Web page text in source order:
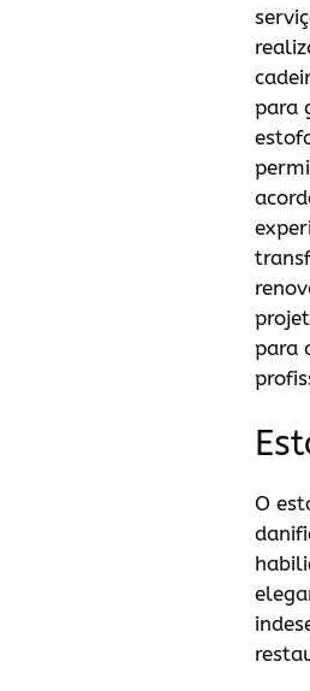
para
para
O